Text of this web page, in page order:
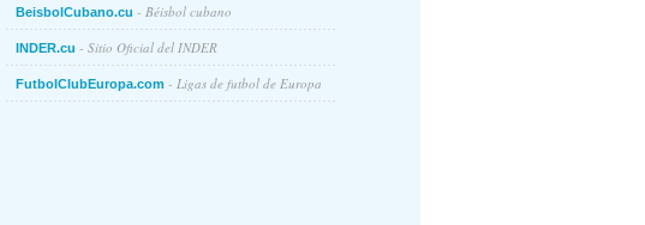
BeisbolCubano.cu - Béisbol cubano
INDER.cu - Sitio Oficial del INDER
FutbolClubEuropa.com - Ligas de futbol de Europa